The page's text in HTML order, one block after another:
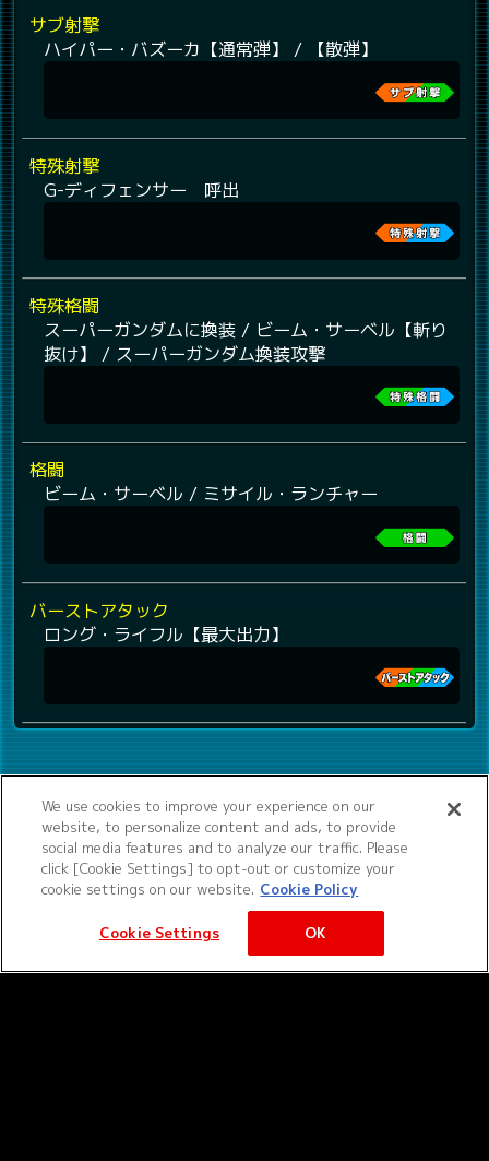
サブ射撃
ハイパー・バズーカ【通常弾】 / 【散弾】
特殊射撃
G-ディフェンサー 呼出
特殊格闘
スーパーガンダムに換装 / ビーム・サーベル【斬り
抜け】 / スーパーガンダム換装攻撃
格闘
ビーム・サーベル / ミサイル・ランチャー
バーストアタック
ロング・ライフル【最大出力】
We use cookies to improve your experience on our
website, to personalize content and ads, to provide
social media features and to analyze our traffic. Please
click [Cookie Settings] to opt-out or customize your
cookie settings on our website. Cookie Policy
Cookie Settings OK